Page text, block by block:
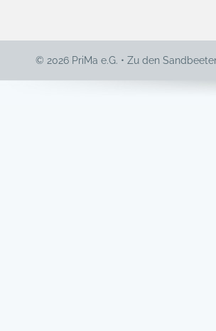
© 2026 PriMa e.G. • Zu den